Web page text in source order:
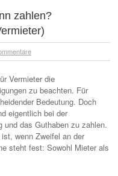
zahlen?
Vermieter die
zu beachten. Für
Bedeutung. Doch
eigentlich bei der
und das Guthaben zu zahlen.
wenn Zweifel an der
steht fest: Sowohl Mieter als